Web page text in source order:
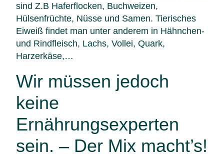
sind Z.B Haferflocken, Buchweizen,
Hülsenfrüchte, Nüsse und Samen. Tierisches
Eiweiß findet man unter anderem in Hähnchen-
und Rindfleisch, Lachs, Vollei, Quark,
Harzerkäse,…
Wir müssen jedoch
keine
Ernährungsexperten
sein. – Der Mix macht’s!